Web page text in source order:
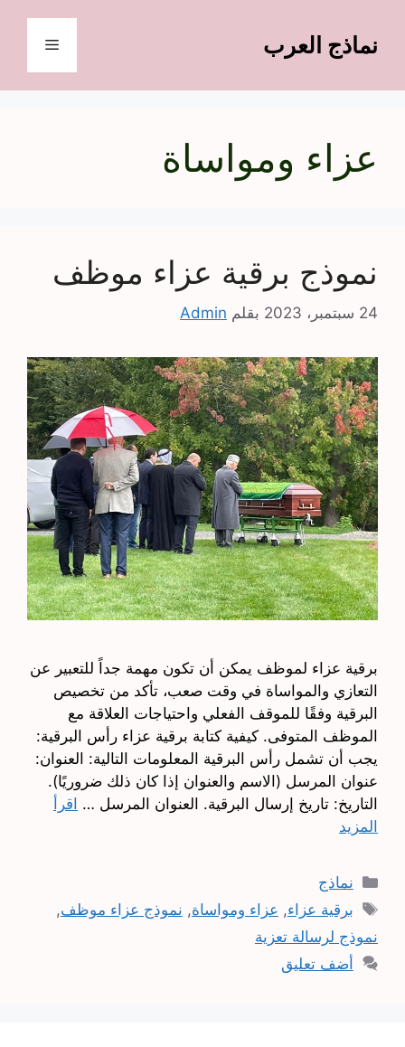
المحتوىنماذج العرب القائمة
عزاء ومواساة
نموذج برقية عزاء موظف
24 سبتمبر، 2023 بقلم Admin
برقية عزاء لموظف يمكن أن تكون مهمة جداً للتعبير عن
التعازي والمواساة في وقت صعب، تأكد من تخصيص
البرقية وفقًا للموقف الفعلي واحتياجات العلاقة مع
الموظف المتوفى. كيفية كتابة برقية عزاء رأس البرقية:
يجب أن تشمل رأس البرقية المعلومات التالية: العنوان:
عنوان المرسل (الاسم والعنوان إذا كان ذلك ضروريًا).
التاريخ: تاريخ إرسال البرقية. العنوان المرسل … اقرأ
المزيد
التصنيفات
نماذج
الوسوم
برقية عزاء, عزاء ومواساة, نموذج عزاء موظف,
نموذج لرسالة تعزية
أضف تعليق